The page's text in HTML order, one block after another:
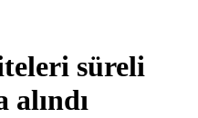
süreli
alındı